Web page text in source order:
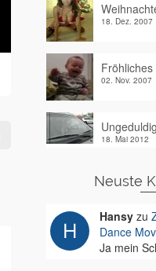
18. Dez. 2007
02. Nov. 2007
18. Mai 2012
Neuste
Hansyzu
Dance
Ja mein